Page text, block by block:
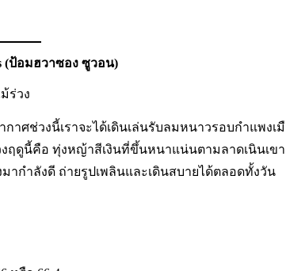
(ป้อมฮวาซอง ซูวอน)
ช่วงนี้เราจะได้เดินเล่นรับลมหนาวรอบกำแพง
ฤดูนี้คือ ทุ่งหญ้าสีเงินที่ขึ้นหนาแน่นตามลาดเนินเ
ากำลังดี ถ่ายรูปเพลินและเดินสบายได้ตลอดทั้งวัน